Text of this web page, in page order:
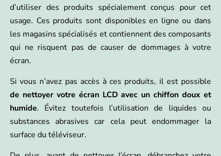
d’utiliser des produits spécialement conçus pour cet
usage. Ces produits sont disponibles en ligne ou dans
les magasins spécialisés et contiennent des composants
qui ne risquent pas de causer de dommages à votre
écran.
Si vous n’avez pas accès à ces produits, il est possible
de nettoyer votre écran LCD avec un chiffon doux et
humide. Évitez toutefois l’utilisation de liquides ou
substances abrasives car cela peut endommager la
surface du téléviseur.